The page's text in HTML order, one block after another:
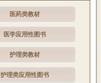
医药类教材
医学应用性图书
护理类教材
护理类应用性图书